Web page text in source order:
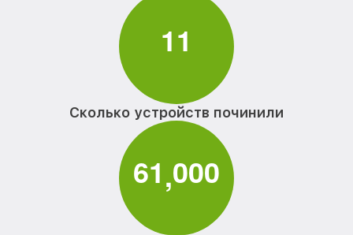
11
Сколько устройств починили
61,000